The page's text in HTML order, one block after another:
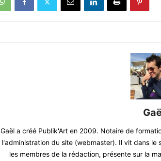
Gaël a créé Publik'Art en 2009. Notaire de
l'administration du site (webmaster). Il vit dans le
les membres de la rédaction, présente sur la